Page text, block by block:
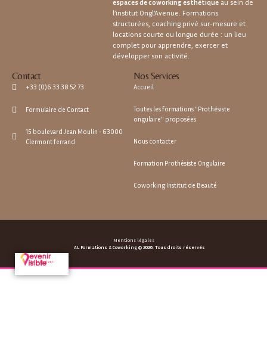
vivement AL Formation à toutes les
personnes souhaitant se former
sérieusement au métier de prothésiste
espaces de coworking esthétiqueau sein de
l’institut Ongl’Avenue. Formations
structurées, coaching privé sur-mesure et
locations courte ou longue durée : un lieu
complet pour apprendre, exercer et
développer son activité.
Contact
+33 (0)6 33 38 52 73
Formulaire de Contact
15 boulevard Jean Moulin - 63000
Clermont ferrand
Nos Services
Accueil
Toutes les formations "Prothésiste
ongulaire" proposées
Nous contacter
Formation Prothésiste Ongulaire
Coworking Institut de Beauté
AL Formations & Coworking © 2026. Tous droits réservés
Mentions légales
Site réalisé par :